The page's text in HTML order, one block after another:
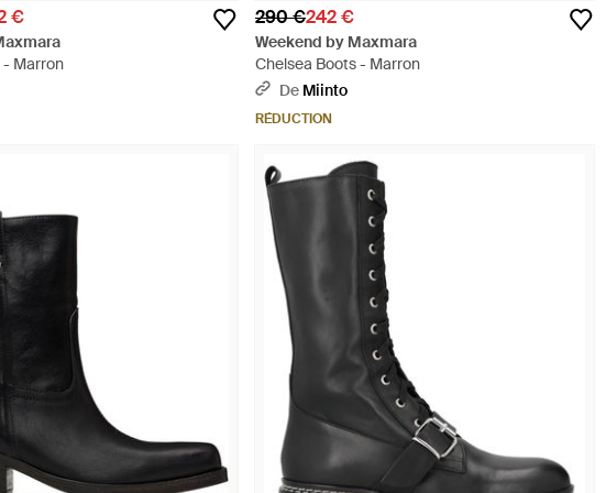
€
- Marron
290 €242 €
Weekend by Maxmara
Chelsea Boots - Marron
De Miinto
RÉDUCTION